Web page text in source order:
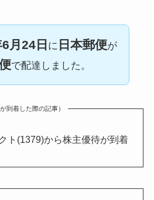
月24日 に 日本郵便が
で配達しました。
到着した際の記事）
ト(1379)から株主優待が到着